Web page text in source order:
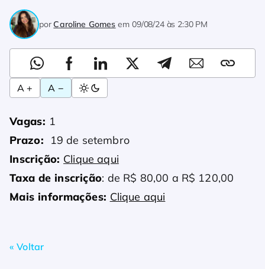
porCaroline Gomes em 09/08/24 às 2:30 PM
A + A −
Vagas: 1
Prazo:
19 de setembro
Inscrição: Clique aqui
Taxa de inscrição: de R$ 80,00 a R$ 120,00
Mais informações: Clique aqui
« Voltar